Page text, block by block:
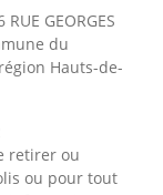
GEORGES
du
Hauts-de-
retirer ou
ou pour tout